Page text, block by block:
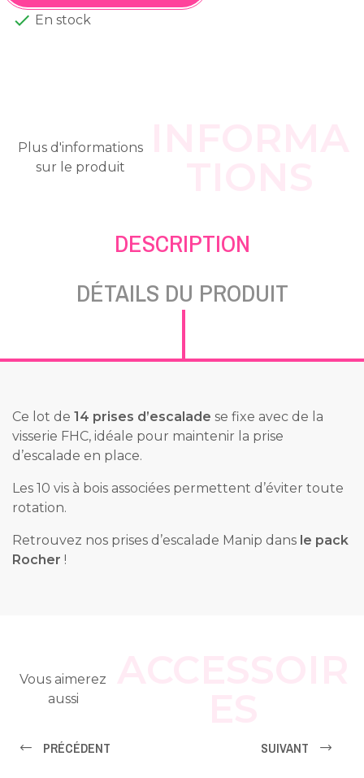
 En stock
Plus d'informations
sur le produit
DESCRIPTION
DÉTAILS DU PRODUIT
Ce lot de 14 prises d’escalade se fixe avec de la
visserie FHC, idéale pour maintenir la prise
d’escalade en place.
Les 10 vis à bois associées permettent d’éviter toute
rotation.
Retrouvez nos prises d’escalade Manip dans le pack
Rocher !
Vous aimerez
aussi
PRÉCÉDENT SUIVANT